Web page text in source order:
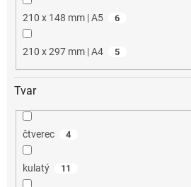
210 x 148 mm | A5 6
210 x 297 mm | A4 5
Tvar
čtverec 4
kulatý 11